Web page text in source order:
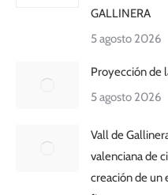
GALLINERA
5 agosto 2026
Proyección de
5 agosto 2026
Vall de
valenciana de
creación de un